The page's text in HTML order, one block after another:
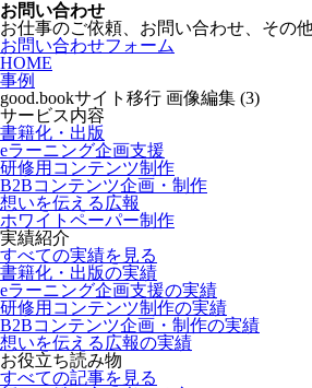
お問い合わせ
お仕事のご依頼、お問い合わせ、その
お問い合わせフォーム
HOME
事例
good.bookサイト移行 画像編集 (3)
サービス内容
書籍化・出版
eラーニング企画支援
研修用コンテンツ制作
B2Bコンテンツ企画・制作
想いを伝える広報
ホワイトペーパー制作
実績紹介
すべての実績を見る
書籍化・出版の実績
eラーニング企画支援の実績
研修用コンテンツ制作の実績
B2Bコンテンツ企画・制作の実績
想いを伝える広報の実績
お役立ち読み物
すべての記事を見る